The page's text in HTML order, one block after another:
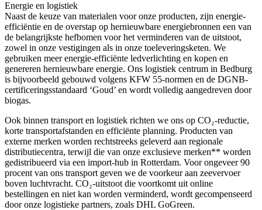
Energie en logistiek
Naast de keuze van materialen voor onze producten, zijn energie-
efficiëntie en de overstap op hernieuwbare energiebronnen een van
de belangrijkste hefbomen voor het verminderen van de uitstoot,
zowel in onze vestigingen als in onze toeleveringsketen. We
gebruiken meer energie-efficiënte ledverlichting en kopen en
genereren hernieuwbare energie. Ons logistiek centrum in Bedburg
is bijvoorbeeld gebouwd volgens KFW 55-normen en de DGNB-
certificeringsstandaard ‘Goud’ en wordt volledig aangedreven door
biogas.
Ook binnen transport en logistiek richten we ons op CO₂-reductie,
korte transportafstanden en efficiënte planning. Producten van
externe merken worden rechtstreeks geleverd aan regionale
distributiecentra, terwijl die van onze exclusieve merken** worden
gedistribueerd via een import-hub in Rotterdam. Voor ongeveer 90
procent van ons transport geven we de voorkeur aan zeevervoer
boven luchtvracht. CO₂-uitstoot die voortkomt uit online
bestellingen en niet kan worden verminderd, wordt gecompenseerd
door onze logistieke partners, zoals DHL GoGreen.